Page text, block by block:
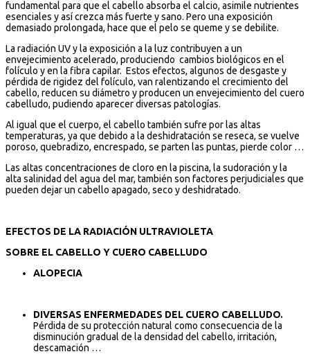
fundamental para que el cabello absorba el calcio, asimile nutrientes
esenciales y así crezca más fuerte y sano. Pero una exposición
demasiado prolongada, hace que el pelo se queme y se debilite.
La radiación UV y la exposición a la luz contribuyen a un
envejecimiento acelerado, produciendo cambios biológicos en el
folículo y en la fibra capilar. Estos efectos, algunos de desgaste y
pérdida de rigidez del folículo, van ralentizando el crecimiento del
cabello, reducen su diámetro y producen un envejecimiento del cuero
cabelludo, pudiendo aparecer diversas patologías.
Al igual que el cuerpo, el cabello también sufre por las altas
temperaturas, ya que debido a la deshidratación se reseca, se vuelve
poroso, quebradizo, encrespado, se parten las puntas, pierde color …
Las altas concentraciones de cloro en la piscina, la sudoración y la
alta salinidad del agua del mar, también son factores perjudiciales que
pueden dejar un cabello apagado, seco y deshidratado.
EFECTOS DE LA RADIACIÓN ULTRAVIOLETA
SOBRE EL CABELLO Y CUERO CABELLUDO
ALOPECIA
DIVERSAS ENFERMEDADES DEL CUERO CABELLUDO.
Pérdida de su protección natural como consecuencia de la
disminución gradual de la densidad del cabello, irritación,
descamación …